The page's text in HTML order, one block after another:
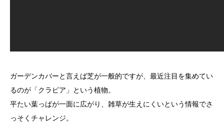
ガーデンカバーと言えば芝が一般的ですが、最近注目を集めてい
るのが「クラピア」という植物。
平たい葉っぱが一面に広がり、雑草が生えにくいという情報でさ
っそくチャレンジ。